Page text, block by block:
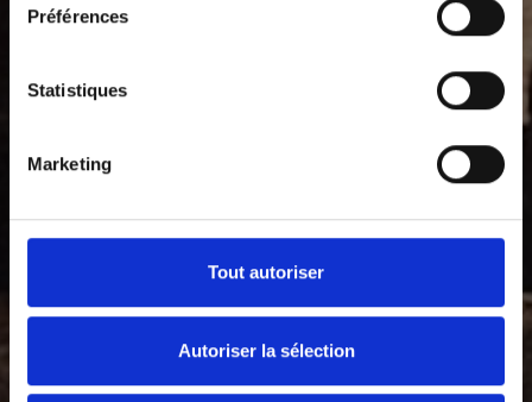
Préférences
Statistiques
Marketing
Tout autoriser
Autoriser la sélection